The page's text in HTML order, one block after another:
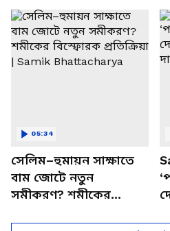
চত্বরে তাণ্ডব
সেলিম–হুমায়ন সাক্ষাতে
বাম জোটে নতুন
সমীকরণ? শমীকের
05:34